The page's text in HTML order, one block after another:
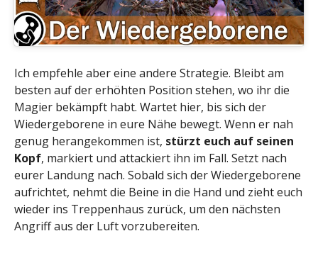
Ich empfehle aber eine andere Strategie. Bleibt am
besten auf der erhöhten Position stehen, wo ihr die
Magier bekämpft habt. Wartet hier, bis sich der
Wiedergeborene in eure Nähe bewegt. Wenn er nah
genug herangekommen ist, stürzt euch auf seinen
Kopf, markiert und attackiert ihn im Fall. Setzt nach
eurer Landung nach. Sobald sich der Wiedergeborene
aufrichtet, nehmt die Beine in die Hand und zieht euch
wieder ins Treppenhaus zurück, um den nächsten
Angriff aus der Luft vorzubereiten.